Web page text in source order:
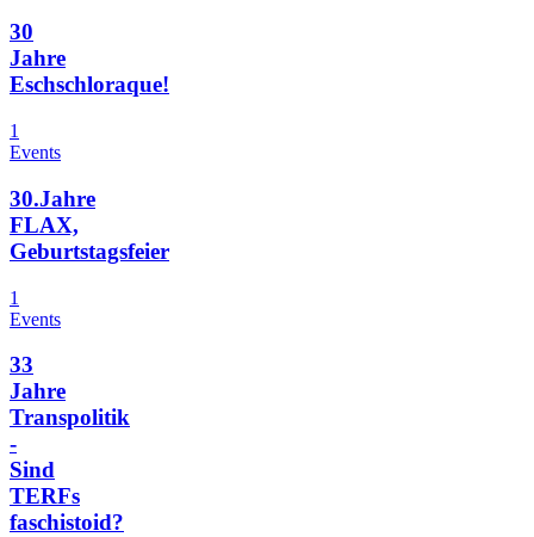
30
Jahre
Eschschloraque!
1
Events
30.Jahre
FLAX,
Geburtstagsfeier
1
Events
33
Jahre
Transpolitik
-
Sind
TERFs
faschistoid?